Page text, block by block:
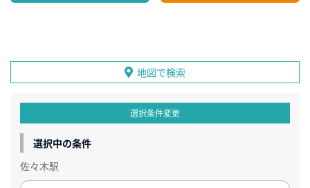
地図で検索
選択条件変更
選択中の条件
佐々木駅